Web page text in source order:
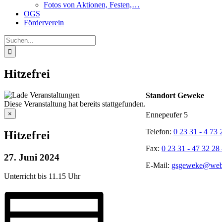
Fotos von Aktionen, Festen,…
OGS
Förderverein
Suche
nach:
Hitzefrei
Diese Veranstaltung hat bereits stattgefunden.
×
Hitzefrei
27. Juni 2024
Unterricht bis 11.15 Uhr
Standort Geweke
Ennepeufer 5
Telefon: 0 23 31 - 4 73
Fax: 0 23 31 - 47 32 28
E-Mail: